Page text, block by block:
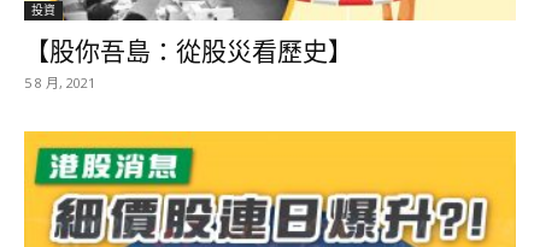
投資
【股你吾島：從股災看歷史】
5 8 月, 2021